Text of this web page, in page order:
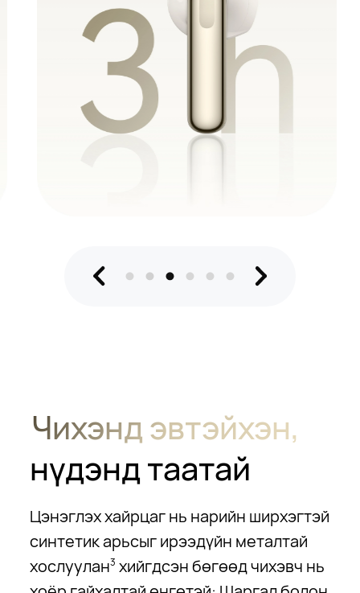
Чихэнд эвтэйхэн,
нүдэнд таатай
Цэнэглэх хайрцаг нь нарийн ширхэгтэй
синтетик арьсыг ирээдүйн металтай
хослуулан3 хийгдсэн бөгөөд чихэвч нь